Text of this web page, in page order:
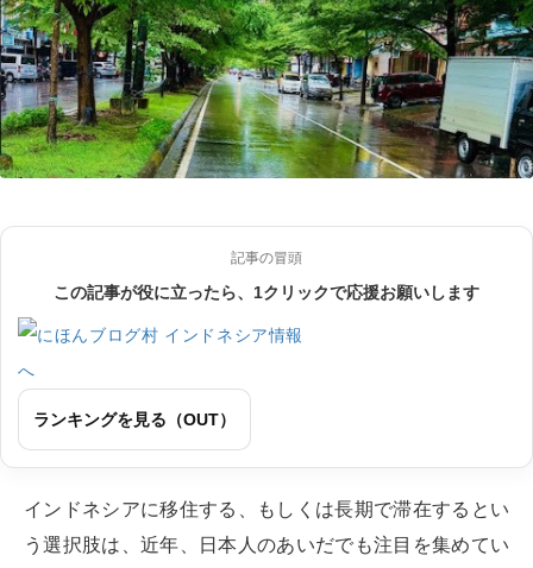
記事の冒頭
この記事が役に立ったら、1クリックで応援お願いします
ランキングを見る（OUT）
インドネシアに移住する、もしくは長期で滞在するとい
う選択肢は、近年、日本人のあいだでも注目を集めてい